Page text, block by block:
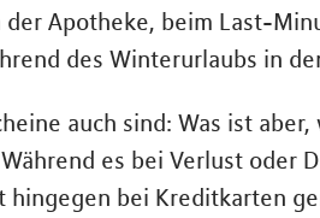
der Apotheke, beim Last-
des Winterurlaubs in
auch sind: Was ist
es bei Verlust oder
hingegen bei Kreditkarten